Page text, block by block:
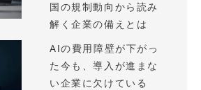
国の規制動向から読み
解く企業の備えとは
AIの費用障壁が下がっ
た今も、導入が進まな
い企業に欠けている